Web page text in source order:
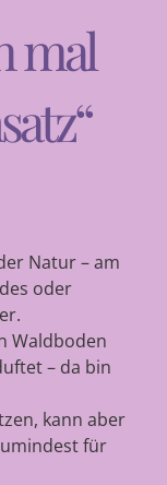
mal
Natur – am
oder
Waldboden
– da bin
kann aber
für